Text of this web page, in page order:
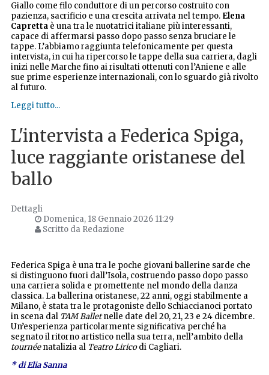
Giallo come filo conduttore di un percorso costruito con
pazienza, sacrificio e una crescita arrivata nel tempo. Elena
Capretta è una tra le nuotatrici italiane più interessanti,
capace di affermarsi passo dopo passo senza bruciare le
tappe. L’abbiamo raggiunta telefonicamente per questa
intervista, in cui ha ripercorso le tappe della sua carriera, dagli
inizi nelle Marche fino ai risultati ottenuti con l’Aniene e alle
sue prime esperienze internazionali, con lo sguardo già rivolto
al futuro.
Leggi tutto...
L'intervista a Federica Spiga,
luce raggiante oristanese del
ballo
Dettagli
Domenica, 18 Gennaio 2026 11:29
Scritto da Redazione
Federica Spiga è una tra le poche giovani ballerine sarde che
si distinguono fuori dall’Isola, costruendo passo dopo passo
una carriera solida e promettente nel mondo della danza
classica. La ballerina oristanese, 22 anni, oggi stabilmente a
Milano, è stata tra le protagoniste dello Schiaccianoci portato
in scena dal TAM Balletnelle date del 20, 21, 23 e 24 dicembre.
Un’esperienza particolarmente significativa perché ha
segnato il ritorno artistico nella sua terra, nell’ambito della
tournéenatalizia al Teatro Liricodi Cagliari.
* di Elia Sanna